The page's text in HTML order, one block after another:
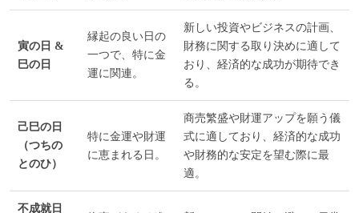
寅の日 &
巳の日
縁起の良い日の
一つで、特に金
運に関連。
新しい投資やビジネスの計画、
財務に関する取り決めに適して
おり、経済的な成功が期待でき
る。
己巳の日
（つちの
とのひ）
特に金運や財運
に恵まれる日。
商売繁盛や財運アップを願う儀
式に適しており、経済的な成功
や財務的な安定を望む際に最
適。
不成就日